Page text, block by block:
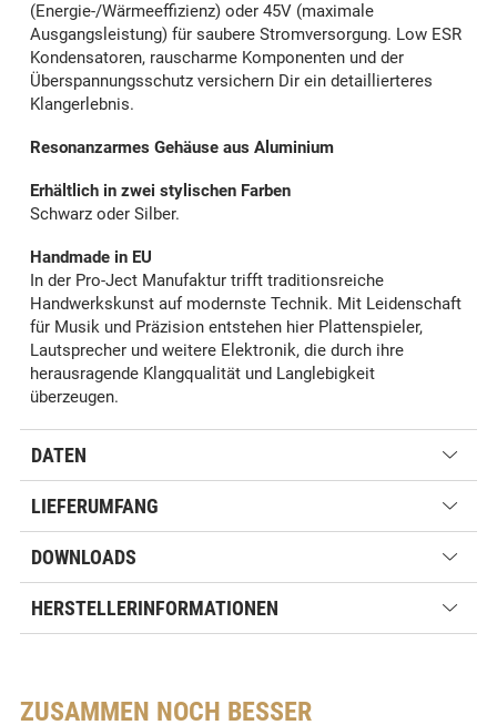
(Energie-/Wärmeeffizienz) oder 45V (maximale
Ausgangsleistung) für saubere Stromversorgung. Low ESR
Kondensatoren, rauscharme Komponenten und der
Überspannungsschutz versichern Dir ein detaillierteres
Klangerlebnis.
Resonanzarmes Gehäuse aus Aluminium
Erhältlich in zwei stylischen Farben
Schwarz oder Silber.
Handmade in EU
In der Pro-Ject Manufaktur trifft traditionsreiche
Handwerkskunst auf modernste Technik. Mit Leidenschaft
für Musik und Präzision entstehen hier Plattenspieler,
Lautsprecher und weitere Elektronik, die durch ihre
herausragende Klangqualität und Langlebigkeit
überzeugen.
DATEN
LIEFERUMFANG
DOWNLOADS
HERSTELLERINFORMATIONEN
ZUSAMMEN NOCH BESSER